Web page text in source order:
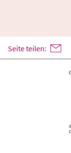
Seite teilen: